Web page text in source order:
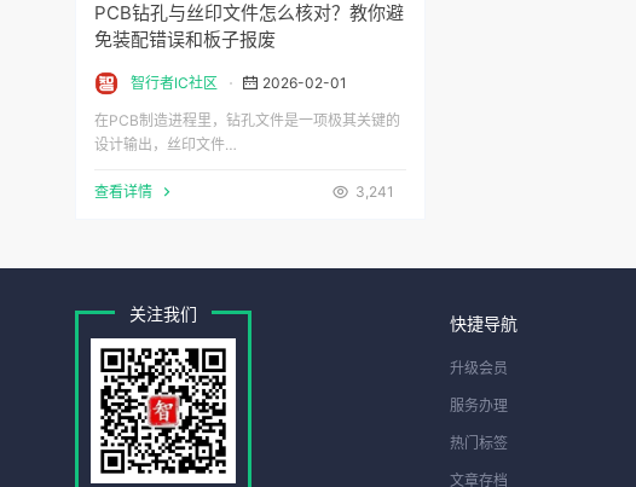
PCB钻孔与丝印文件怎么核对？教你避
免装配错误和板子报废
智行者IC社区 2026-02-01
在PCB制造进程里，钻孔文件是一项极其关键的
设计输出，丝印文件…
查看详情 3,241
关注我们 快捷导航
升级会员
服务办理
热门标签
文章存档